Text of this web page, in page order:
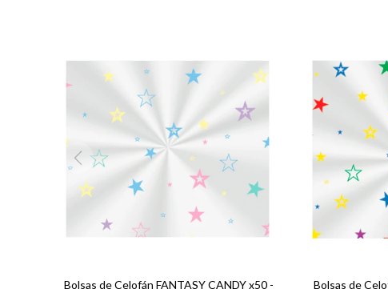
Bolsas de Celofán FANTASY CANDY x50 -
Bolsas de